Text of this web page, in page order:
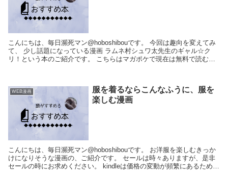
こんにちは、毎日瀕死マン@hoboshibouです。 今回は趣向を変えてみ
て、 少し話題になっている漫画 ラムネ村シュワ太先生のギャル☆ク
リ！という本のご紹介です。 こちらはマガポケで現在は無料で読むこ
WEB漫画
服を着るならこんなふうに、服を
楽しむ漫画
こんにちは、毎日瀕死マン@hoboshibouです。 お洋服を楽しむきっか
けになりそうな漫画の、ご紹介です。 セールは時々ありますが、是非
セールの時にお求めください。 kindleは価格の変動が頻繁にあるため、